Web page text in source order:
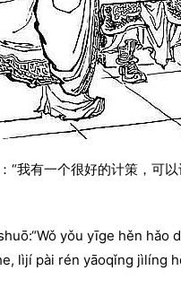
“我有一个很好的计策，可
yǒu yīge hěn hǎo
lìjí pài rén yāoqǐng jìlíng